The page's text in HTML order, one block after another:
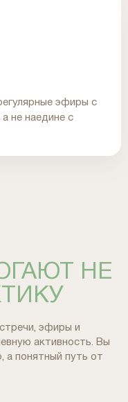
эфиры с
не наедине с
НЕ
эфиры и
активность. Вы
а понятный путь от